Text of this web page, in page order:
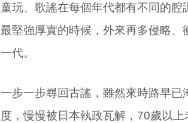
童玩、歌謠在每個年代都有不同的
最堅強厚實的時候，外來再多侵略
一代。
一步一步尋回古謠，雖然來時路早
度，慢慢被日本執政瓦解，70歲以